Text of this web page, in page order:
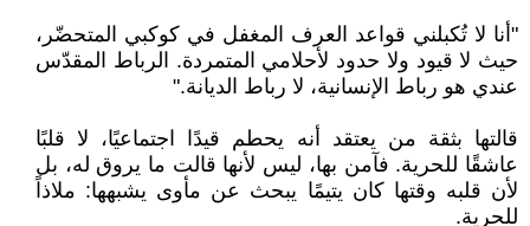
"أنا لا تُكبلني قواعد العرف المغفل في كوكبي المتحضّر،
حيث لا قيود ولا حدود لأحلامي المتمردة. الرباط المقدّس
عندي هو رباط الإنسانية، لا رباط الديانة."
قالتها بثقة من يعتقد أنه يحطم قيدًا اجتماعيًا، لا قلبًا
عاشقًا للحرية. فآمن بها، ليس لأنها قالت ما يروق له، بل
لأن قلبه وقتها كان يتيمًا يبحث عن مأوى يشبهها: ملاذاً
للحرية.